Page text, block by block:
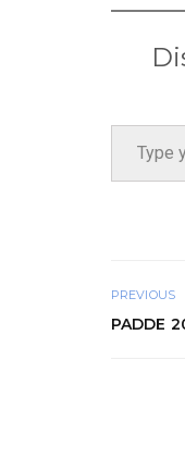
Type your email…
PREVIOUS
PADDE